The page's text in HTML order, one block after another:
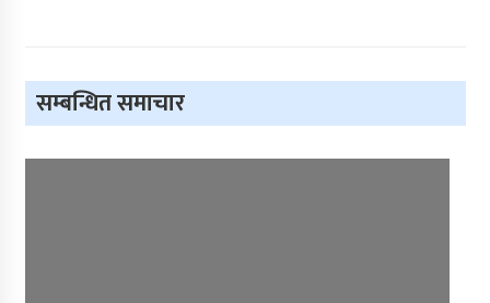
सम्बन्धित समाचार